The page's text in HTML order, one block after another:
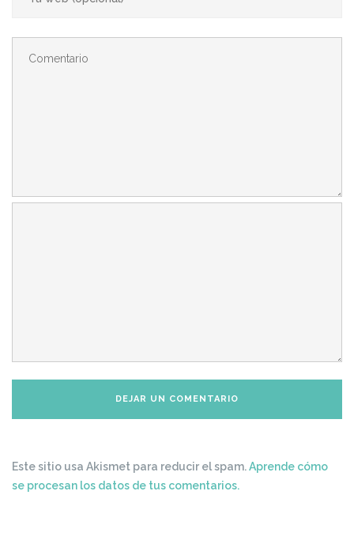
Este sitio usa Akismet para reducir el spam.Aprende cómo
se procesan los datos de tus comentarios.